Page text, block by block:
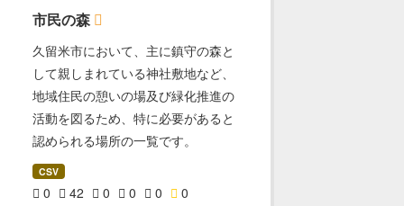
市民の森
久留米市において、主に鎮守の森と
して親しまれている神社敷地など、
地域住民の憩いの場及び緑化推進の
活動を図るため、特に必要があると
認められる場所の一覧です。
CSV
0 42 0 0 0 0